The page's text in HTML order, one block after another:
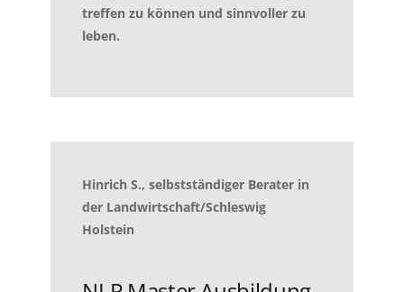
treffen zu können und sinnvoller zu
leben.
Hinrich S., selbstständiger Berater in
der Landwirtschaft/Schleswig
Holstein